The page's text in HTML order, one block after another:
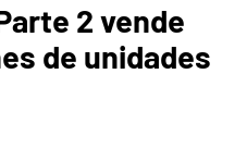
2 vende
de unidades